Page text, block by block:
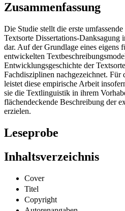
Zusammenfassung
Die Studie stellt die erste
Textsorte Dissertations-Danksagung
dar. Auf der Grundlage eines eigens
entwickelten
Entwicklungsgeschichte der
Fachdisziplinen nachgezeichnet.
leistet diese empirische Arbeit
sie die Textlinguistik in ihrem
flächendeckende Beschreibung der
erzielen.
Leseprobe
Inhaltsverzeichnis
Cover
Titel
Copyright